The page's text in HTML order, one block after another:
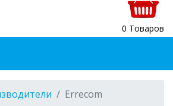
0 Товаров
Errecom